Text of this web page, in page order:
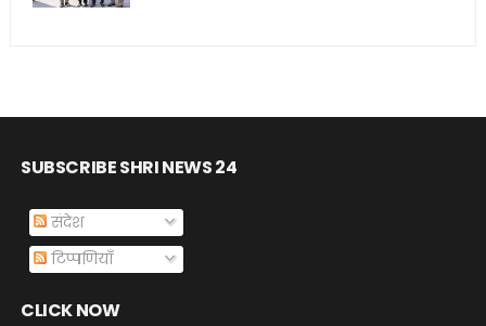
SUBSCRIBE SHRI NEWS 24
संदेश
टिप्पणियाँ
CLICK NOW